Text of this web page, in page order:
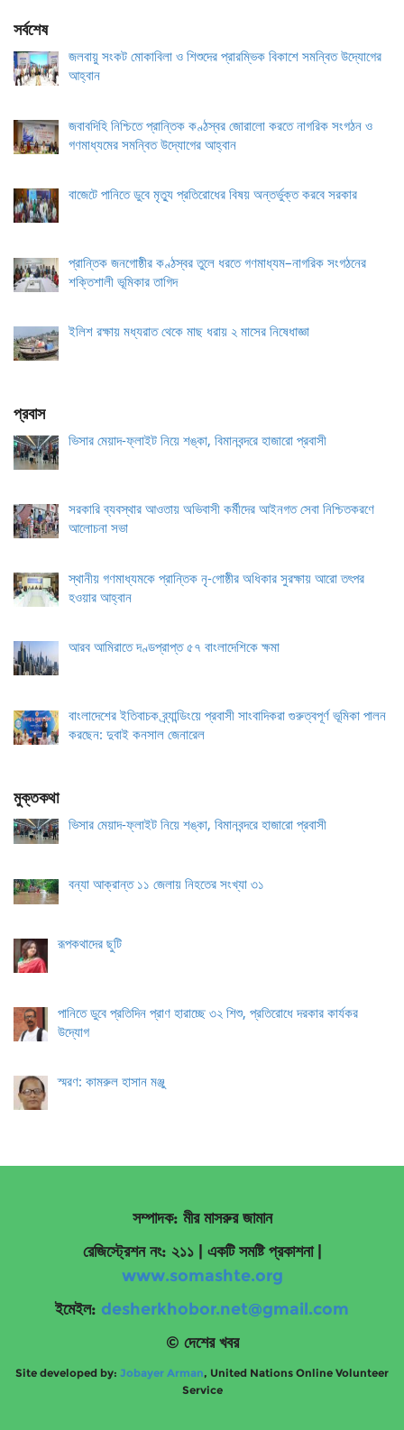
সর্বশেষ
জলবায়ু সংকট মোকাবিলা ও শিশুদের প্রারম্ভিক বিকাশে সমন্বিত উদ্যোগের
আহ্বান
জবাবদিহি নিশ্চিতে প্রান্তিক কণ্ঠস্বর জোরালো করতে নাগরিক সংগঠন ও
গণমাধ্যমের সমন্বিত উদ্যোগের আহ্বান
বাজেটে পানিতে ডুবে মৃত্যু প্রতিরোধের বিষয় অন্তর্ভুক্ত করবে সরকার
প্রান্তিক জনগোষ্ঠীর কণ্ঠস্বর তুলে ধরতে গণমাধ্যম–নাগরিক সংগঠনের
শক্তিশালী ভূমিকার তাগিদ
ইলিশ রক্ষায় মধ্যরাত থেকে মাছ ধরায় ২ মাসের নিষেধাজ্ঞা
প্রবাস
ভিসার মেয়াদ-ফ্লাইট নিয়ে শঙ্কা, বিমানবন্দরে হাজারো প্রবাসী
সরকারি ব্যবস্থার আওতায় অভিবাসী কর্মীদের আইনগত সেবা নিশ্চিতকরণে
আলোচনা সভা
স্থানীয় গণমাধ্যমকে প্রান্তিক নৃ-গোষ্ঠীর অধিকার সুরক্ষায় আরো তৎপর
হওয়ার আহ্বান
আরব আমিরাতে দণ্ডপ্রাপ্ত ৫৭ বাংলাদেশিকে ক্ষমা
বাংলাদেশের ইতিবাচক ব্র্যান্ডিংয়ে প্রবাসী সাংবাদিকরা গুরুত্বপূর্ণ ভূমিকা পালন
করছেন: দুবাই কনসাল জেনারেল
মুক্তকথা
ভিসার মেয়াদ-ফ্লাইট নিয়ে শঙ্কা, বিমানবন্দরে হাজারো প্রবাসী
বন্যা আক্রান্ত ১১ জেলায় নিহতের সংখ্যা ৩১
রূপকথাদের ছুটি
পানিতে ডুবে প্রতিদিন প্রাণ হারাচ্ছে ৩২ শিশু, প্রতিরোধে দরকার কার্যকর
উদ্যোগ
স্মরণ: কামরুল হাসান মঞ্জু
সম্পাদক: মীর মাসরুর জামান
রেজিস্ট্রেশন নং: ২১১ | একটি সমষ্টি প্রকাশনা
www.somashte.org
ইমেইল: desherkhobor.net@gmail.com
© দেশের খবর
Site developed by: Jobayer Arman, United Nations Online Volunteer
Service